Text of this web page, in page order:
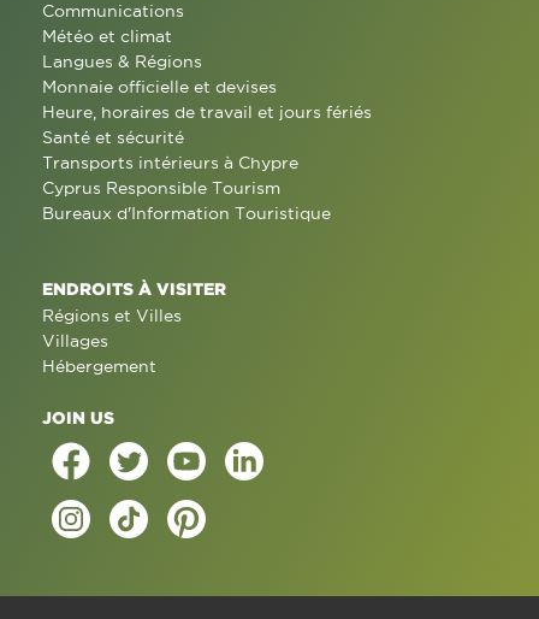
Communications
Météo et climat
Langues & Régions
Monnaie officielle et devises
Heure, horaires de travail et jours fériés
Santé et sécurité
Transports intérieurs à Chypre
Cyprus Responsible Tourism
Bureaux d'Information Touristique
ENDROITS À VISITER
Régions et Villes
Villages
Hébergement
JOIN US